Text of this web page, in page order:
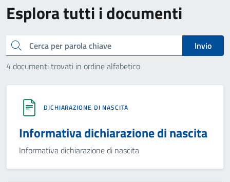
Esplora tutti i documenti
Cerca
Invio
4 documenti trovati in ordine alfabetico
DICHIARAZIONE DI NASCITA
Informativa dichiarazione di nascita
Informativa dichiarazione di nascita